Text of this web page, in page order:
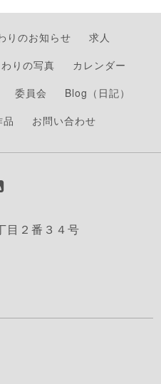
りのお知らせ
求人
りの写真
カレンダー
委員会
Blog（日記）
お問い合わせ
目２番３４号